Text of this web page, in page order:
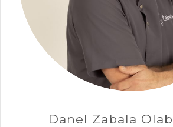
Danel Zabala